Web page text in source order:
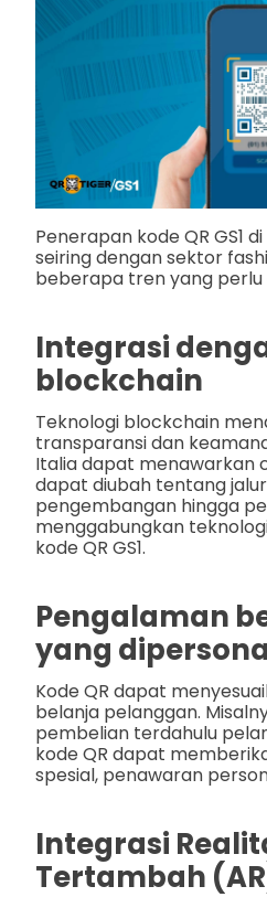
Penerapan kode QR GS1
seiring dengan sektor
beberapa tren yang perlu
Integrasi
blockchain
Teknologi blockchain
transparansi dan
Italia dapat menawarkan
dapat diubah tentang
pengembangan hingga
menggabungkan
kode QR GS1.
Pengalaman
yang
Kode QR dapat
belanja pelanggan.
pembelian terdahulu
kode QR dapat
spesial, penawaran
Integrasi
Tertambah